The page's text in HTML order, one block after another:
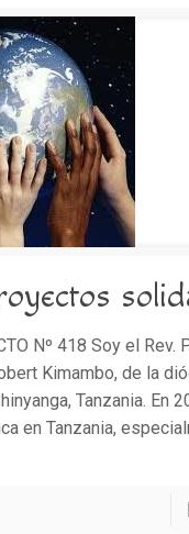
Nº 418 Soy el Rev.
Kimambo, de la
Tanzania. En
en Tanzania,